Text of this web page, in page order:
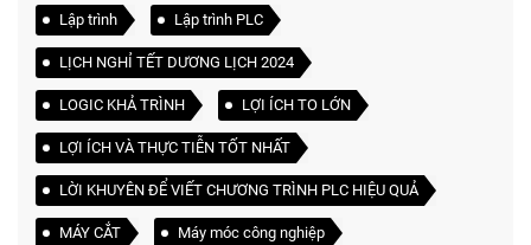
Lập trình Lập trình PLC
LỊCH NGHỈ TẾT DƯƠNG LỊCH 2024
LOGIC KHẢ TRÌNH LỢI ÍCH TO LỚN
LỢI ÍCH VÀ THỰC TIỄN TỐT NHẤT
LỜI KHUYÊN ĐỂ VIẾT CHƯƠNG TRÌNH PLC HIỆU QUẢ
MÁY CẮT Máy móc công nghiệp